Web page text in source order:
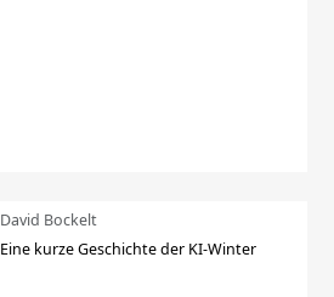
David Bockelt
Eine kurze Geschichte der KI-Winter